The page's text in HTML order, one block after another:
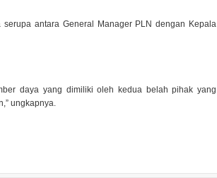
antara General Manager PLN dengan Kepala
daya yang dimiliki oleh kedua belah pihak yang
ungkapnya.